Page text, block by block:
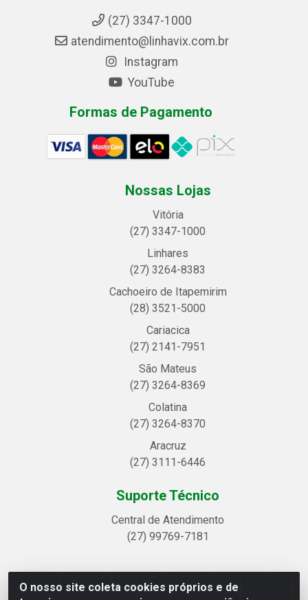
O nosso site coleta cookies próprios e de
(27) 3347-1000
atendimento@linhavix.com.br
Instagram
YouTube
Formas de Pagamento
Nossas Lojas
Vitória
(27) 3347-1000
Linhares
(27) 3264-8383
Cachoeiro de Itapemirim
(28) 3521-5000
Cariacica
(27) 2141-7951
São Mateus
(27) 3264-8369
Colatina
(27) 3264-8370
Aracruz
(27) 3111-6446
Suporte Técnico
Central de Atendimento
(27) 99769-7181
Linhavix Distribuidora LTDA - Avenida Alegre, 2521 -